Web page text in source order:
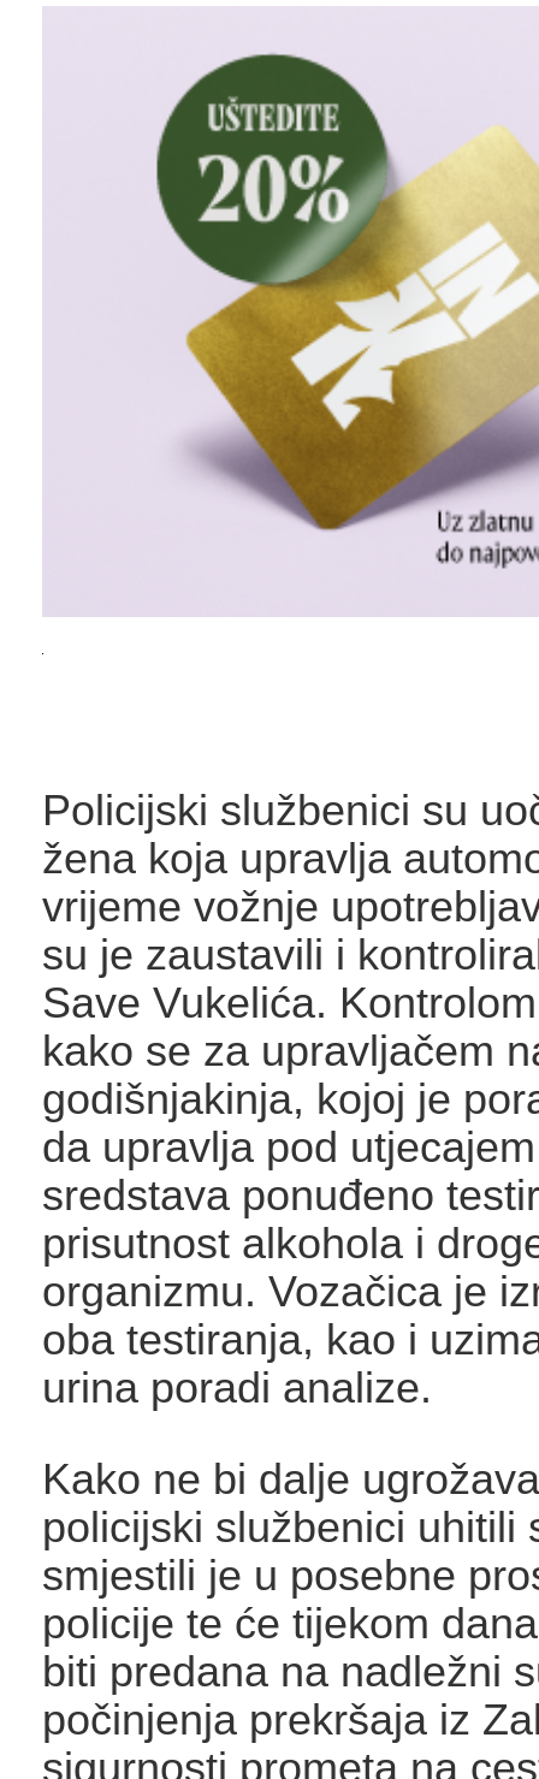
Policijski službenici su
žena koja upravlja
vrijeme vožnje
su je zaustavili i
Save Vukelića.
kako se za upravljačem
godišnjakinja, kojoj je
da upravlja pod
sredstava ponuđeno
prisutnost alkohola i
organizmu. Vozačica je
oba testiranja, kao i
urina poradi analize.
Kako ne bi dalje
policijski službenici uhitili
smjestili je u posebne
policije te će tijekom
biti predana na nadležni
počinjenja prekršaja iz
sigurnosti prometa na